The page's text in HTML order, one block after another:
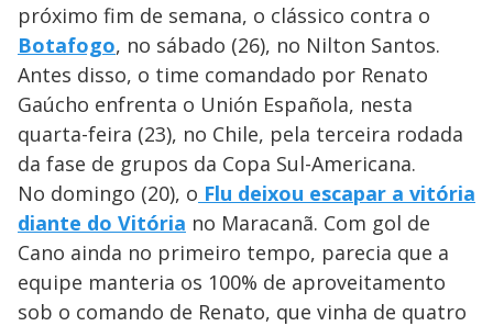
próximo fim de semana, o clássico contra o
Botafogo, no sábado (26), no Nilton Santos.
Antes disso, o time comandado por Renato
Gaúcho enfrenta o Unión Española, nesta
quarta-feira (23), no Chile, pela terceira rodada
da fase de grupos da Copa Sul-Americana.
No domingo (20), o Flu deixou escapar a vitória
diante do Vitória no Maracanã. Com gol de
Cano ainda no primeiro tempo, parecia que a
equipe manteria os 100% de aproveitamento
sob o comando de Renato, que vinha de quatro